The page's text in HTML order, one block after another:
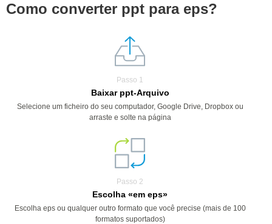
Como converter ppt para eps?
Passo 1
Baixar ppt-Arquivo
Selecione um ficheiro do seu computador, Google Drive, Dropbox ou
arraste e solte na página
Passo 2
Escolha «em eps»
Escolha eps ou qualquer outro formato que você precise (mais de 100
formatos suportados)